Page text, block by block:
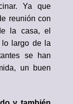
Ya que
reunión con
la casa, el
lo largo de la
se han
un buen